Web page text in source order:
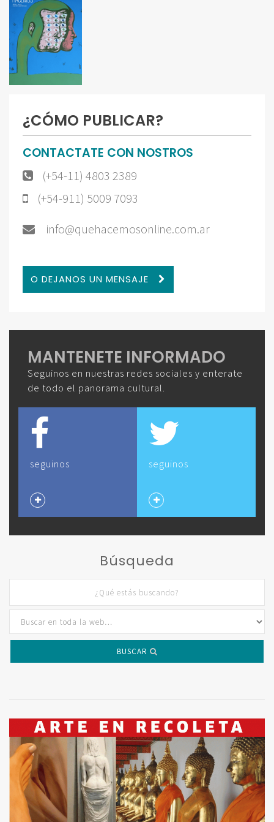
¿CÓMO PUBLICAR?
CONTACTATE CON NOSTROS
(+54-11) 4803 2389
(+54-911) 5009 7093
info@quehacemosonline.com.ar
O DEJANOS UN MENSAJE
MANTENETE INFORMADO
Seguinos en nuestras redes sociales y enterate
de todo el panorama cultural.
seguinos seguinos
Búsqueda
BUSCAR